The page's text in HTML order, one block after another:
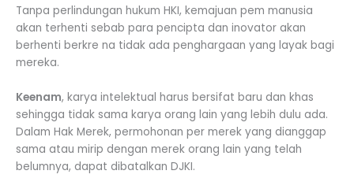
Tanpa perlindungan hukum HKI, kemajuan pem manusia
akan terhenti sebab para pencipta dan inovator akan
berhenti berkre na tidak ada penghargaan yang layak bagi
mereka.
Keenam, karya intelektual harus bersifat baru dan khas
sehingga tidak sama karya orang lain yang lebih dulu ada.
Dalam Hak Merek, permohonan per merek yang dianggap
sama atau mirip dengan merek orang lain yang telah
belumnya, dapat dibatalkan DJKI.